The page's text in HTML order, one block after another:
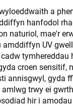
a
hanfodol
naturiol, mae'r
UV
tymhereddau
croen sensitif,
annisgwyl, gyda
trwy ei
hir i